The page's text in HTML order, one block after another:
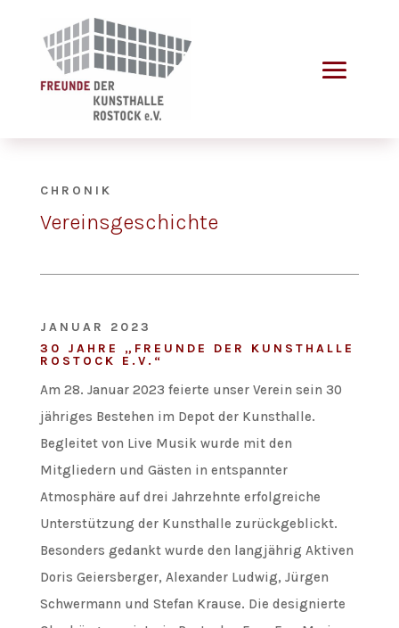
CHRONIK
Vereinsgeschichte
JANUAR 2023
30 JAHRE „FREUNDE DER KUNSTHALLE
ROSTOCK E.V.“
Am 28. Januar 2023 feierte unser Verein sein 30
jähriges Bestehen im Depot der Kunsthalle.
Begleitet von Live Musik wurde mit den
Mitgliedern und Gästen in entspannter
Atmosphäre auf drei Jahrzehnte erfolgreiche
Unterstützung der Kunsthalle zurückgeblickt.
Besonders gedankt wurde den langjährig Aktiven
Doris Geiersberger, Alexander Ludwig, Jürgen
Schwermann und Stefan Krause. Die designierte